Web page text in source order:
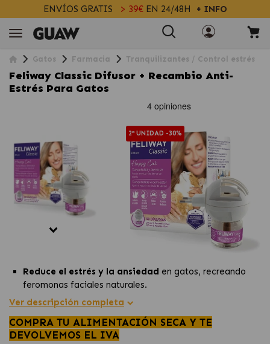
ENVÍOS GRATIS > 39€EN 24/48H + INFO
Gatos Farmacia Tranquilizantes / Control estrés
Feliway Classic Difusor + Recambio Anti-
Estrés Para Gatos
2ª UNIDAD -30%
Reduce el estrés y la ansiedad en gatos, recreando
feromonas faciales naturales.
Ideal para combatir elmarcaje, rascado excesivo y
comportamientos indeseados
Fácil de usar: conecta eldifusor Feliway Classic
disfruta de un ambiente más tranquilo para tu gato.
Ver descripción completa
COMPRA TU ALIMENTACIÓN SECA Y TE
DEVOLVEMOS EL IVA